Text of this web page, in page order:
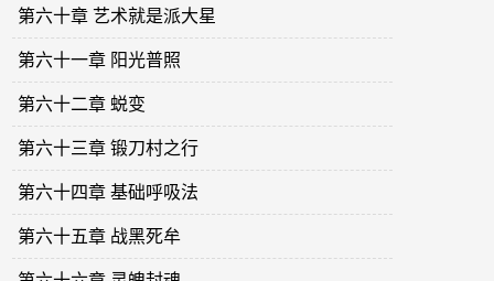
第六十章 艺术就是派大星
第六十一章 阳光普照
第六十二章 蜕变
第六十三章 锻刀村之行
第六十四章 基础呼吸法
第六十五章 战黑死牟